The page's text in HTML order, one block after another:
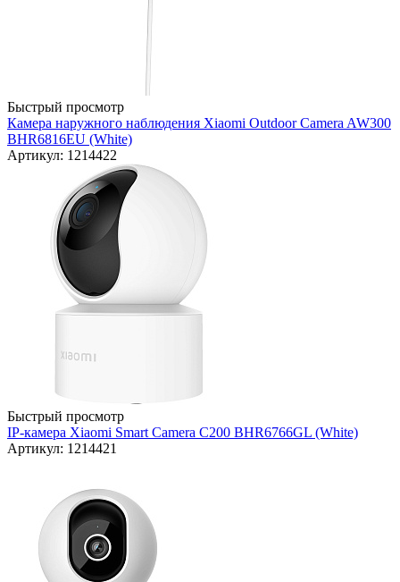
Быстрый просмотр
Камера наружного наблюдения Xiaomi Outdoor Camera AW300
BHR6816EU (White)
Артикул: 1214422
Быстрый просмотр
IP-камера Xiaomi Smart Camera C200 BHR6766GL (White)
Артикул: 1214421